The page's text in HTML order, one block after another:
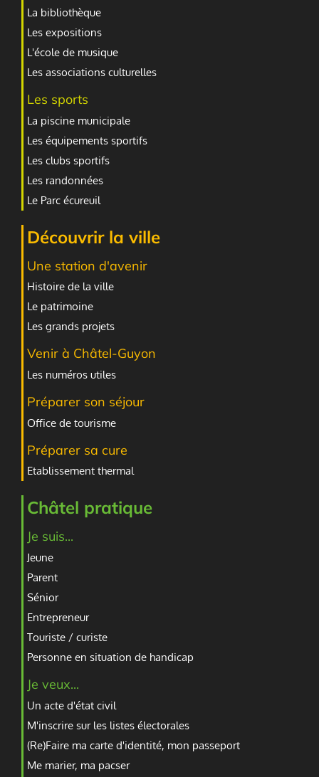
La bibliothèque
Les expositions
L'école de musique
Les associations culturelles
Les sports
La piscine municipale
Les équipements sportifs
Les clubs sportifs
Les randonnées
Le Parc écureuil
Découvrir la ville
Une station d'avenir
Histoire de la ville
Le patrimoine
Les grands projets
Venir à Châtel-Guyon
Les numéros utiles
Préparer son séjour
Office de tourisme
Préparer sa cure
Etablissement thermal
Châtel pratique
Je suis...
Jeune
Parent
Sénior
Entrepreneur
Touriste / curiste
Personne en situation de handicap
Je veux...
Un acte d'état civil
M'inscrire sur les listes électorales
(Re)Faire ma carte d'identité, mon passeport
Me marier, ma pacser